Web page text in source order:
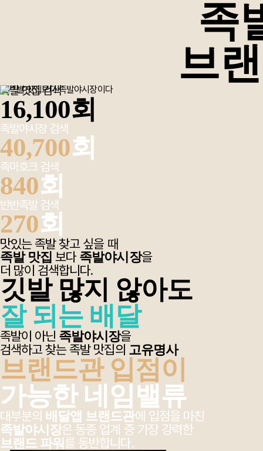
어떠한 지
족
브
족발 맛집 검색
16,100회
족발야시장 검색
40,700회
족마호크 검색
840회
반반족발 검색
270회
맛있는 족발 찾고 싶을 때
족발 맛집 보다 족발야시장을
더 많이 검색합니다.
깃발 많지 않아도
잘 되는 배달
족발이 아닌 족발야시장을
검색하고 찾는 족발 맛집의 고유명사
브랜드관 입점이
가능한 네임밸류
대부분의 배달앱 브랜드관에 입점을 마친
족발야시장은 동종 업계 중 가장 강력한
브랜드 파워 를 동반합니다.